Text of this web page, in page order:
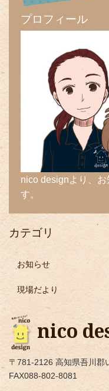
プロフィール
nico designより、
す。
カテゴリ
お知らせ
現場だより
nico
〒781-2126 高知県吾川
FAX088-802-8081